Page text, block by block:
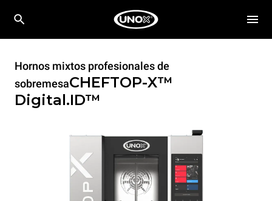
Hornos mixtos profesionales de
sobremesaCHEFTOP-X™
Digital.ID™